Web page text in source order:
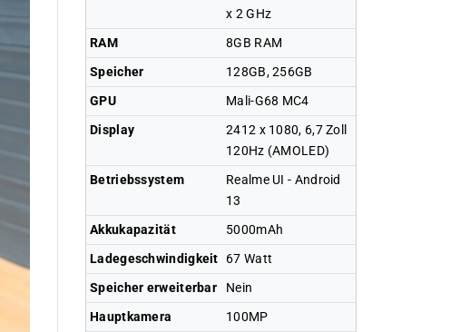
x 2 GHz
RAM
8GB RAM
Speicher
128GB, 256GB
GPU
Mali-G68 MC4
Display
2412 x 1080, 6,7 Zoll
120Hz (AMOLED)
Betriebssystem
Realme UI - Android
13
Akkukapazität
5000mAh
Ladegeschwindigkeit 67 Watt
Speicher erweiterbar
Nein
Hauptkamera
100MP